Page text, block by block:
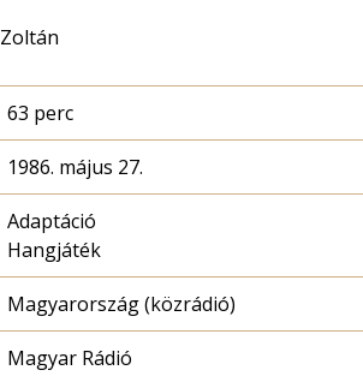
63 perc
1986. május 27.
Adaptáció
Hangjáték
Magyarország (közrádió)
Magyar Rádió